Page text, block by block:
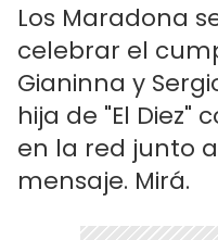
Los Maradona
celebrar el
Gianinna y
hija de "El Diez"
en la red junto
mensaje. Mirá.